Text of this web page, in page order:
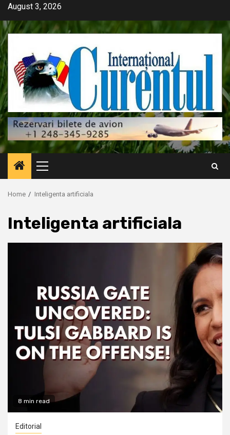
Skip
content
August 3, 2026
Primary
Menu
Home Inteligenta artificiala
Inteligenta artificiala
8 min read
Editorial